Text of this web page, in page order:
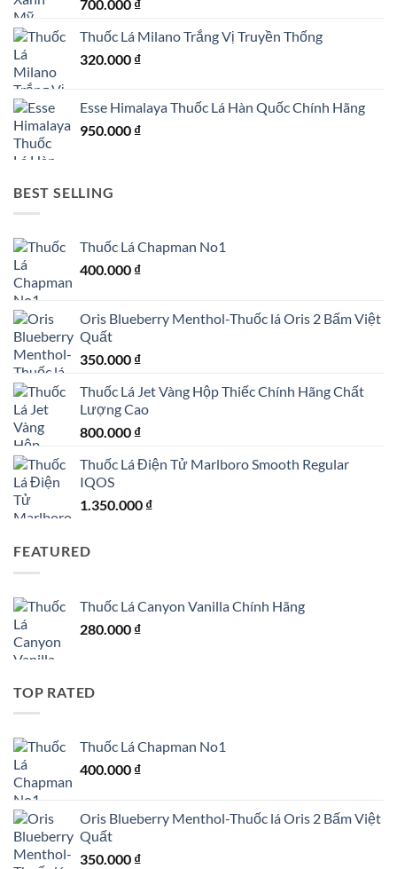
700.000 ₫
Thuốc Lá Milano Trắng Vị Truyền Thống
320.000 ₫
Esse Himalaya Thuốc Lá Hàn Quốc Chính Hãng
950.000 ₫
BEST SELLING
Thuốc Lá Chapman No1
400.000 ₫
Oris Blueberry Menthol-Thuốc lá Oris 2 Bấm Việt
Quất
350.000 ₫
Thuốc Lá Jet Vàng Hộp Thiếc Chính Hãng Chất
Lượng Cao
800.000 ₫
Thuốc Lá Điện Tử Marlboro Smooth Regular
IQOS
1.350.000 ₫
FEATURED
Thuốc Lá Canyon Vanilla Chính Hãng
280.000 ₫
TOP RATED
Thuốc Lá Chapman No1
400.000 ₫
Oris Blueberry Menthol-Thuốc lá Oris 2 Bấm Việt
Quất
350.000 ₫